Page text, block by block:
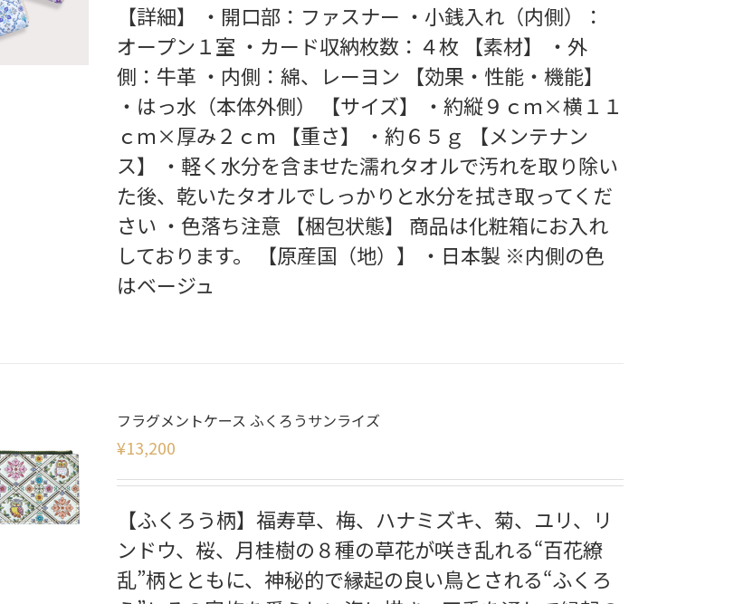
【詳細】 ・開口部：ファスナー ・小銭入れ（内側）：
オープン１室 ・カード収納枚数：４枚 【素材】 ・外
側：牛革 ・内側：綿、レーヨン 【効果・性能・機能】
・はっ水（本体外側） 【サイズ】 ・約縦９ｃｍ×横１１
ｃｍ×厚み２ｃｍ 【重さ】 ・約６５ｇ 【メンテナン
ス】 ・軽く水分を含ませた濡れタオルで汚れを取り除い
た後、乾いたタオルでしっかりと水分を拭き取ってくだ
さい ・色落ち注意 【梱包状態】 商品は化粧箱にお入れ
しております。 【原産国（地）】 ・日本製 ※内側の色
はベージュ
フラグメントケース ふくろうサンライズ
¥13,200
【ふくろう柄】福寿草、梅、ハナミズキ、菊、ユリ、リ
ンドウ、桜、月桂樹の８種の草花が咲き乱れる“百花繚
乱”柄とともに、神秘的で縁起の良い鳥とされる“ふくろ